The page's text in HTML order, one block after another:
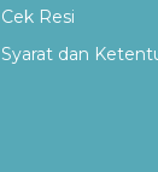
Cek Resi
Syarat dan